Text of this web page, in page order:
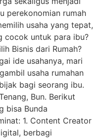
perekonomian rumah
usaha yang tepat,
cocok untuk para ibu?
Bisnis dari Rumah?
ide usahanya, mari
usaha rumahan
bagi seorang ibu.
Bun. Berikut
bisa Bunda
1. Content Creator
berbagi